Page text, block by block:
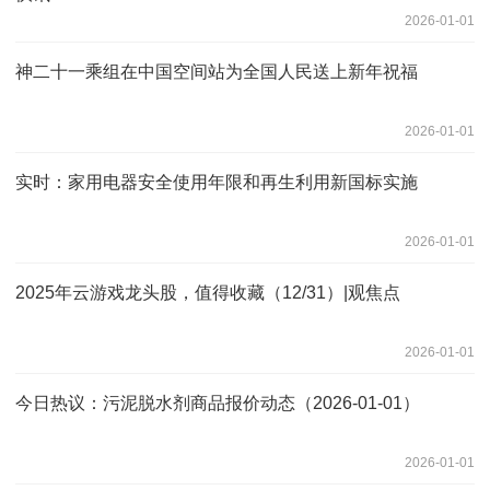
2026-01-01
神二十一乘组在中国空间站为全国人民送上新年祝福
2026-01-01
实时：家用电器安全使用年限和再生利用新国标实施
2026-01-01
2025年云游戏龙头股，值得收藏（12/31）|观焦点
2026-01-01
今日热议：污泥脱水剂商品报价动态（2026-01-01）
2026-01-01